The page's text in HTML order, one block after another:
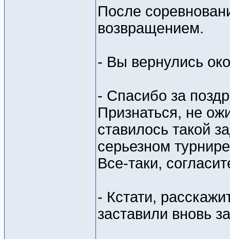
После
возвращением.
- Вы вернулись
- Спасибо за
Признаться, не
ставилось такой
серьезном
Все-таки,
- Кстати,
заставили вновь